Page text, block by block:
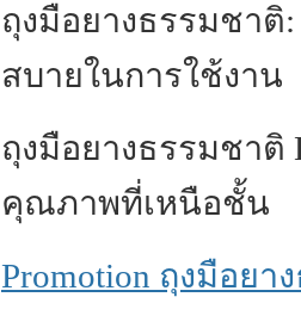
ถุงมือยางธรรมชาติ
สบายในการใช้งาน
ถุงมือยางธรรมชาติ
คุณภาพที่เหนือชั้น
Promotion ถุงมือยา